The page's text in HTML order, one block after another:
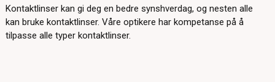
Kontaktlinser kan gi deg en bedre synshverdag, og nesten alle
kan bruke kontaktlinser. Våre optikere har kompetanse på å
tilpasse alle typer kontaktlinser.